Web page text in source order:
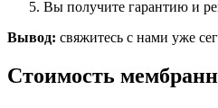
Вы получите гарантию и
Вывод: свяжитесь с нами уже
Стоимость